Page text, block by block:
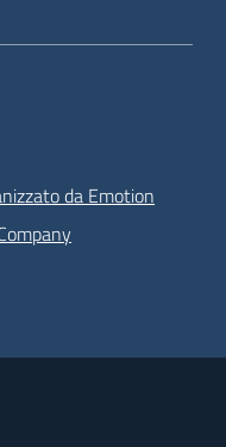
da Emotion